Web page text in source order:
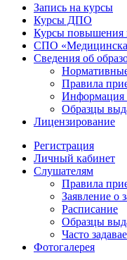
Запись на курсы
Курсы ДПО
Курсы повышения
СПО
Сведения об
Правила
Информация
Образцы
Лицензирование
Регистрация
Личный кабинет
Слушателям
Правила
Заявление о
Расписание
Образцы
Часто
Фотогалерея